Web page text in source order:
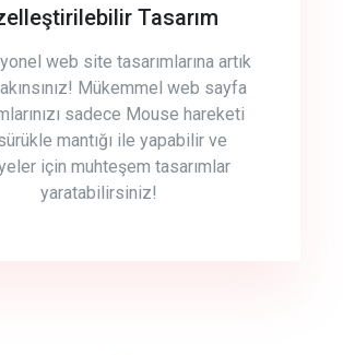
Tasarım
web site tasarımlarına artık
Mükemmel web sayfa
sadece Mouse hareketi
mantığı ile yapabilir ve
için muhteşem tasarımlar
yaratabilirsiniz!